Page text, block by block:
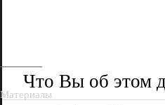
Что Вы об этом
Материалы